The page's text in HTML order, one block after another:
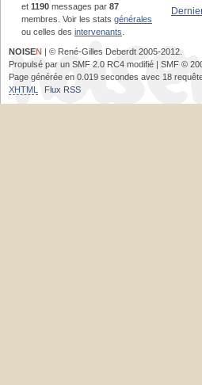
et 1190 messages par 87
membres. Voir les stats générales
ou celles des intervenants
NOISEN | © René-Gilles Deberdt 2005-2012.
Propulsé par un SMF 2.0 RC4 modifié | SMF ©
Page générée en 0.019 secondes avec 18
XHTML
Flux RSS